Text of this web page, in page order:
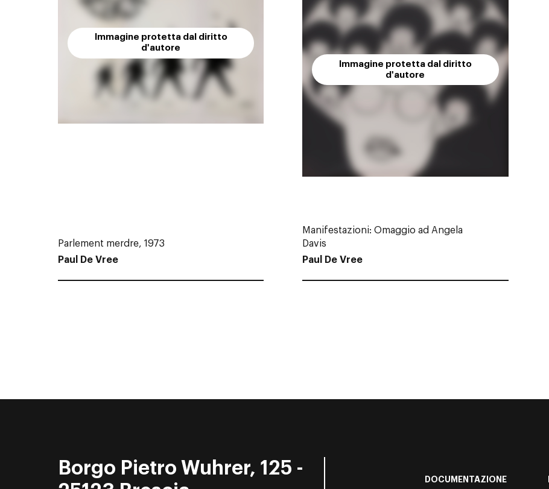
Immagine protetta dal diritto
d'autore
Parlement merdre, 1973
Paul De Vree
Immagine protetta dal diritto
d'autore
Manifestazioni: Omaggio ad Angela
Davis
Paul De Vree
Borgo Pietro Wuhrer, 125 -
DOCUMENTAZIONE